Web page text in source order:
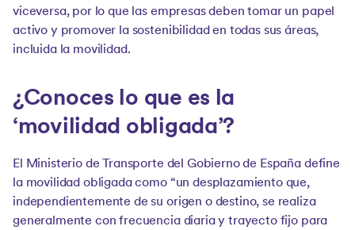
viceversa, por lo que las empresas deben tomar un papel
activo y promover la sostenibilidad en todas sus áreas,
incluida la movilidad.
¿Conoces lo que es la
‘movilidad obligada’?
El Ministerio de Transporte del Gobierno de España define
la movilidad obligada como “un desplazamiento que,
independientemente de su origen o destino, se realiza
generalmente con frecuencia diaria y trayecto fijo para